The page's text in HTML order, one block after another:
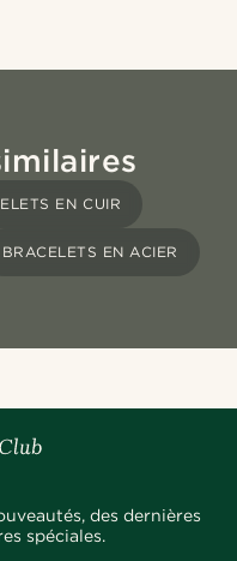
EN CUIR
BRACELETS EN ACIER
des dernières
spéciales.